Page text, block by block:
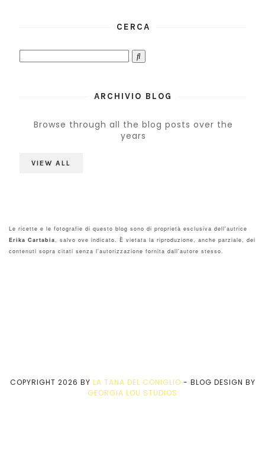
CERCA
ARCHIVIO BLOG
Browse through all the blog posts over the
years
VIEW ALL
Le ricette e le fotografie di questo blog sono di proprietà esclusiva dell'autrice
Erika Cartabia, salvo ove indicato. È vietata la riproduzione, anche parziale, dei
contenuti sopra citati senza l'autorizzazione fornita dall'autore stesso.
COPYRIGHT 2026 BY LA TANA DEL CONIGLIO - BLOG DESIGN BY
GEORGIA LOU STUDIOS